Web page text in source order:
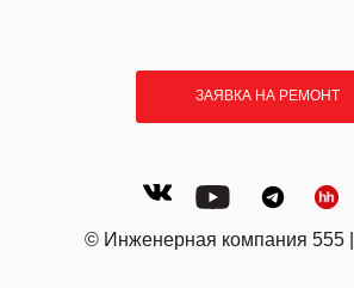
ЗАЯВКА НА РЕМОНТ
© Инженерная компания 555